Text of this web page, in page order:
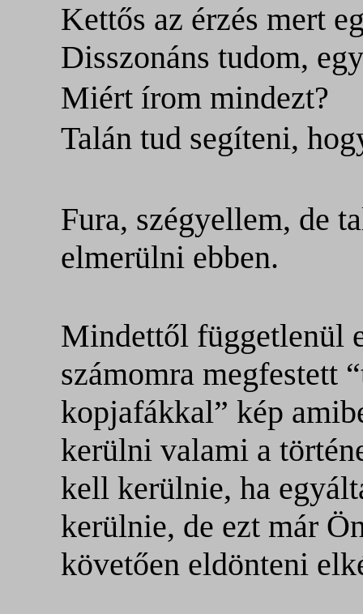
Kettős az érzés mert
Disszonáns tudom,
Miért írom mindezt?
Talán tud segíteni,
Fura, szégyellem, de
elmerülni ebben.
Mindettől függetlenül
számomra megfestett
kopjafákkal” kép
kerülni valami a
kell kerülnie, ha
kerülnie, de ezt már
követően eldönteni